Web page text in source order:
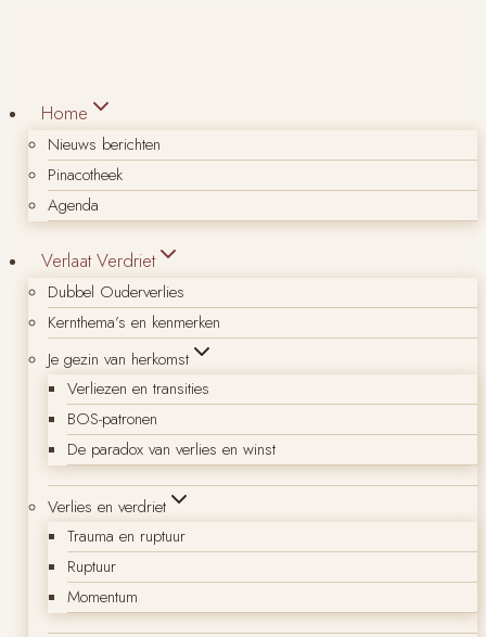
Home
Nieuws berichten
Pinacotheek
Agenda
Verlaat Verdriet
Dubbel Ouderverlies
Kernthema’s en kenmerken
Je gezin van herkomst
Verliezen en transities
BOS-patronen
De paradox van verlies en winst
Verlies en verdriet
Trauma en ruptuur
Ruptuur
Momentum